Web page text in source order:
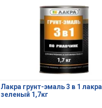
Лакра грунт-эмаль 3 в 1 лакра
зеленый 1,7кг